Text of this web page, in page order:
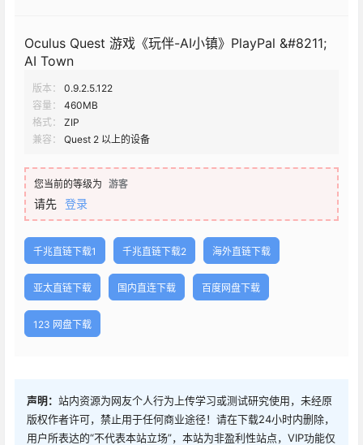
Oculus Quest 游戏《玩伴-AI小镇》PlayPal &#8211;
AI Town
版本：
0.9.2.5.122
容量：
460MB
格式：
ZIP
兼容：
Quest 2 以上的设备
您当前的等级为 游客
请先 登录
千兆直链下载1 千兆直链下载2 海外直链下载
亚太直链下载 国内直连下载 百度网盘下载
123 网盘下载
声明： 站内资源为网友个人行为上传学习或测试研究使用，未经原
版权作者许可，禁止用于任何商业途径！请在下载24小时内删除，
用户所表达的“不代表本站立场”，本站为非盈利性站点，VIP功能仅